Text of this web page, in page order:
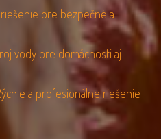
pre bezpečné a
vody pre domácnosti aj
a profesionálne riešenie